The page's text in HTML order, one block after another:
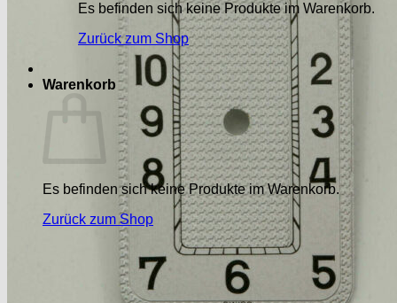
Es befinden sich keine Produkte im Warenkorb.
Zurück zum Shop
Warenkorb
Es befinden sich keine Produkte im Warenkorb.
Zurück zum Shop